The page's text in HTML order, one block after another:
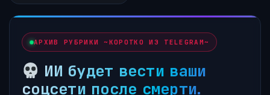
АРХИВ РУБРИКИ ~КОРОТКО ИЗ TELEGRAM~
ИИ будет вести ваши
соцсети после смерти.